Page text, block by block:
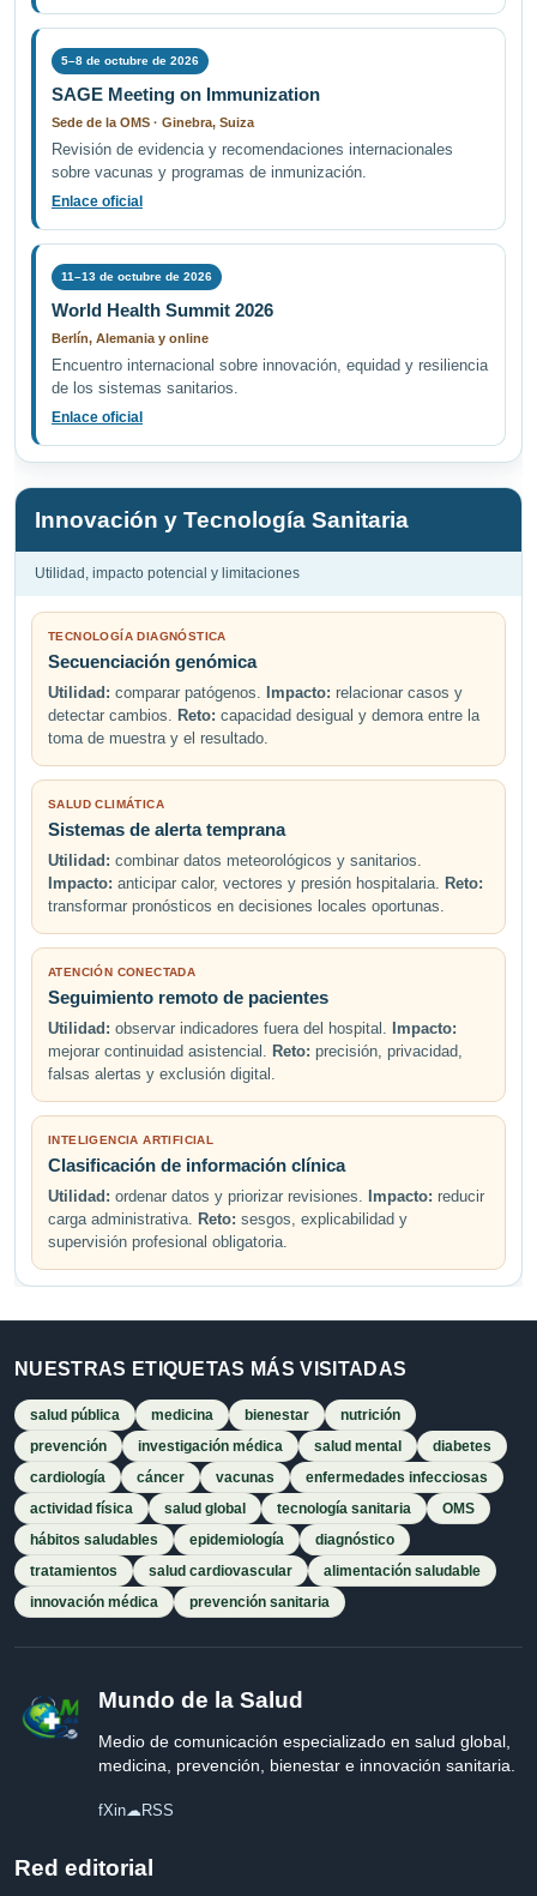
5–8 de octubre de 2026
SAGE Meeting on Immunization
Sede de la OMS · Ginebra, Suiza
Revisión de evidencia y recomendaciones internacionales
sobre vacunas y programas de inmunización.
Enlace oficial
11–13 de octubre de 2026
World Health Summit 2026
Berlín, Alemania y online
Encuentro internacional sobre innovación, equidad y resiliencia
de los sistemas sanitarios.
Enlace oficial
Innovación y Tecnología Sanitaria
Utilidad, impacto potencial y limitaciones
TECNOLOGÍA DIAGNÓSTICA
Secuenciación genómica
Utilidad: comparar patógenos. Impacto: relacionar casos y
detectar cambios. Reto: capacidad desigual y demora entre la
toma de muestra y el resultado.
SALUD CLIMÁTICA
Sistemas de alerta temprana
Utilidad: combinar datos meteorológicos y sanitarios.
Impacto: anticipar calor, vectores y presión hospitalaria. Reto:
transformar pronósticos en decisiones locales oportunas.
ATENCIÓN CONECTADA
Seguimiento remoto de pacientes
Utilidad: observar indicadores fuera del hospital.
Impacto:
mejorar continuidad asistencial. Reto: precisión, privacidad,
falsas alertas y exclusión digital.
INTELIGENCIA ARTIFICIAL
Clasificación de información clínica
Utilidad: ordenar datos y priorizar revisiones. Impacto: reducir
carga administrativa. Reto: sesgos, explicabilidad y
supervisión profesional obligatoria.
NUESTRAS ETIQUETAS MÁS VISITADAS
salud pública medicina bienestar
nutrición
prevención
investigación médica salud mental
diabetes
cardiología
cáncer vacunas
enfermedades infecciosas
actividad física
salud global tecnología sanitaria
OMS
hábitos saludables
epidemiología
diagnóstico
tratamientos
salud cardiovascular
alimentación saludable
innovación médica
prevención sanitaria
Mundo de la Salud
Medio de comunicación especializado en salud global,
medicina, prevención, bienestar e innovación sanitaria.
fXin☁RSS
Red editorial